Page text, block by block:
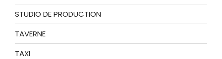
STUDIO DE PRODUCTION
TAVERNE
TAXI